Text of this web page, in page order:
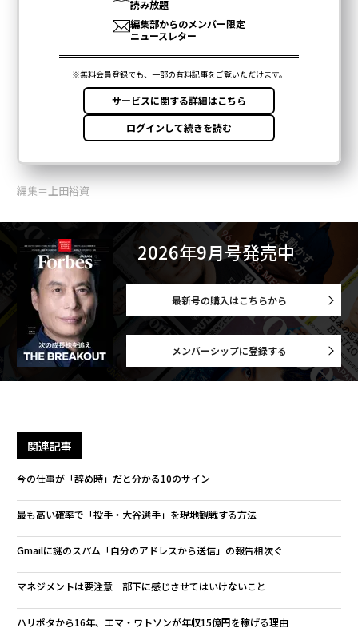
編集＝上田裕資
2026年9月号発売中
最新号の購入はこちらから
メンバーシップに登録する
関連記事
今の仕事が「辞め時」だと分かる10のサイン
最も高い確率で「投手・大谷選手」を現地観戦する方法
Gmailに謎のスパム「自分のアドレスから送信」の報告相次ぐ
マネジメントは要注意 部下に感じさせてはいけないこと
ハリポタから16年、エマ・ワトソンが年収15億円を稼げる理由